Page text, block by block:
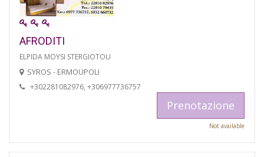
AFRODITI
ELPIDA MOYSI STERGIOTOU
SYROS - ERMOUPOLI
+302281082976, +306977736757
Prenotazione
Not available